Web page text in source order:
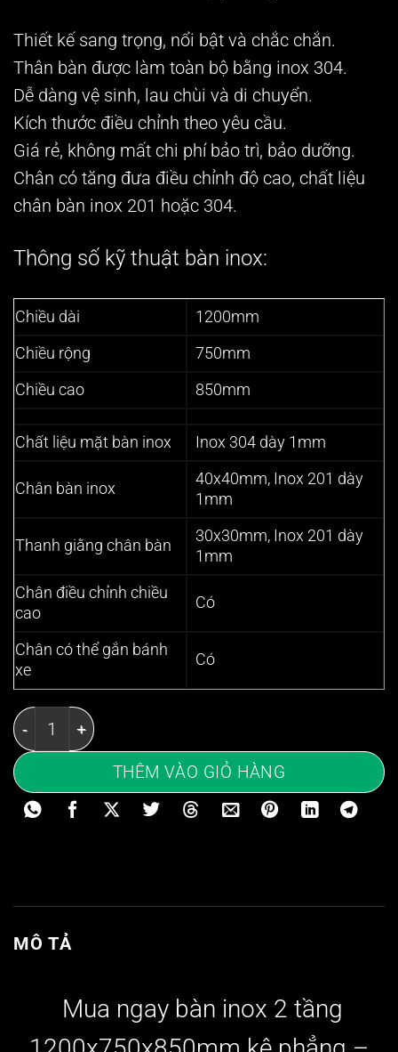
Thiết kế sang trọng, nổi bật và chắc chắn.
Thân bàn được làm toàn bộ bằng inox 304.
Dễ dàng vệ sinh, lau chùi và di chuyển.
Kích thước điều chỉnh theo yêu cầu.
Giá rẻ, không mất chi phí bảo trì, bảo dưỡng.
Chân có tăng đưa điều chỉnh độ cao, chất liệu
chân bàn inox 201 hoặc 304.
Thông số kỹ thuật bàn inox:
Chiều dài 1200mm
Chiều rộng 750mm
Chiều cao 850mm
Chất liệu mặt bàn inox Inox 304 dày 1mm
Chân bàn inox
40x40mm, Inox 201 dày
1mm
Thanh giằng chân bàn
30x30mm, Inox 201 dày
1mm
Chân điều chỉnh chiều
cao
Có
Chân có thể gắn bánh
xe
Có
Bàn inox 2 tầng 1200x750x850mm kệ phẳng - Bàn
THÊM VÀO GIỎ HÀNG
MÔ TẢ
Mua ngay bàn inox 2 tầng